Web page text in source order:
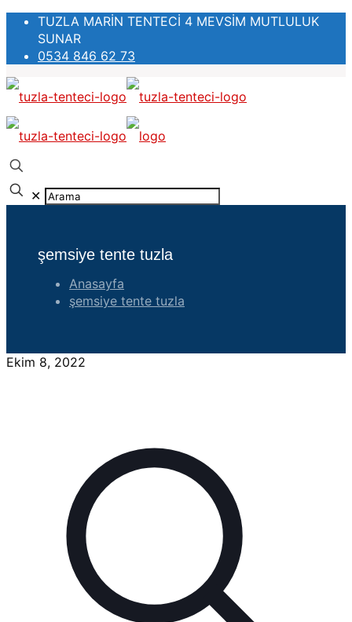
TUZLA MARİN TENTECİ 4 MEVSİM MUTLULUK
SUNAR
0534 846 62 73
✕
şemsiye tente tuzla
Anasayfa
şemsiye tente tuzla
Ekim 8, 2022